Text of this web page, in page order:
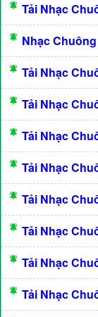
Tải Nhạc
Nhạc
Tải Nhạc
Tải Nhạc
Tải Nhạc
Tải Nhạc
Tải Nhạc
Tải Nhạc
Tải Nhạc
Tải Nhạc